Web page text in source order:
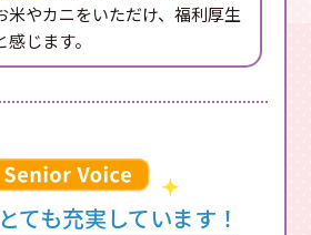
米やカニをいただけ、福利厚生
じます。
ても充実しています！